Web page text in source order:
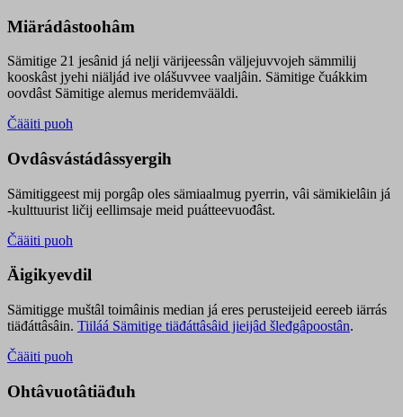
Miärádâstoohâm
Sämitige 21 jesânid já nelji värijeessân väljejuvvojeh sämmilij
kooskâst jyehi niäljád ive olášuvvee vaaljâin. Sämitige čuákkim
oovdâst Sämitige alemus meridemvääldi.
Čääiti puoh
Ovdâsvástádâssyergih
Sämitiggeest mij porgâp oles sämiaalmug pyerrin, vâi sämikielâin já
-kulttuurist ličij eellimsaje meid puátteevuođâst.
Čääiti puoh
Äigikyevdil
Sämitigge muštâl toimâinis median já eres perusteijeid eereeb iärrás
tiäđáttâsâin. Tiiláá Sämitige tiäđáttâsâid jieijâd šleđgâpoostân.
Čääiti puoh
Ohtâvuotâtiäđuh